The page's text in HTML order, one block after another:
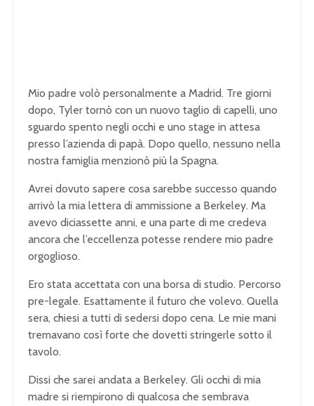
Mio padre volò personalmente a Madrid. Tre giorni
dopo, Tyler tornò con un nuovo taglio di capelli, uno
sguardo spento negli occhi e uno stage in attesa
presso l’azienda di papà. Dopo quello, nessuno nella
nostra famiglia menzionò più la Spagna.
Avrei dovuto sapere cosa sarebbe successo quando
arrivò la mia lettera di ammissione a Berkeley. Ma
avevo diciassette anni, e una parte di me credeva
ancora che l’eccellenza potesse rendere mio padre
orgoglioso.
Ero stata accettata con una borsa di studio. Percorso
pre-legale. Esattamente il futuro che volevo. Quella
sera, chiesi a tutti di sedersi dopo cena. Le mie mani
tremavano così forte che dovetti stringerle sotto il
tavolo.
Dissi che sarei andata a Berkeley. Gli occhi di mia
madre si riempirono di qualcosa che sembrava